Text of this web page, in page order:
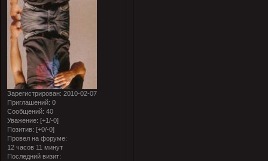
Зарегистрирован: 2010-02-07
Приглашений: 0
Сообщений: 40
Уважение: [+1/-0]
Позитив: [+0/-0]
Провел на форуме:
12 часов 11 минут
Последний визит: